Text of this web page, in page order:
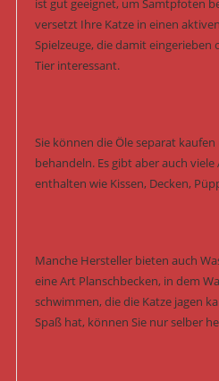
ist gut geeignet, um Samtpfoten
versetzt Ihre Katze in einen
Spielzeuge, die damit
Tier interessant.
Sie können die Öle separat
behandeln. Es gibt aber auch
enthalten wie Kissen, Decken,
Manche Hersteller bieten auch
eine Art Planschbecken, in dem
schwimmen, die die Katze jagen
Spaß hat, können Sie nur selber